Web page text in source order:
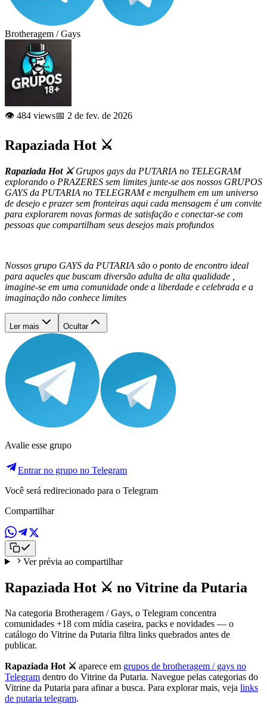
Brotheragem / Gays
👁️ 484 views📅 2 de fev. de 2026
Rapaziada Hot ⚔️
Rapaziada Hot ⚔️Grupos gays da PUTARIA no TELEGRAM
explorando o PRAZERES sem limites junte-se aos nossos GRUPOS
GAYS da PUTARIA no TELEGRAM e mergulhem em um universo
de desejo e prazer sem fronteiras aqui cada mensagem é um convite
para explorarem novas formas de satisfação e conectar-se com
pessoas que compartilham seus desejos mais profundos
Nossos grupo GAYS da PUTARIA são o ponto de encontro ideal
para aqueles que buscam diversão adulta de alta qualidade ,
imagine-se em uma comunidade onde a liberdade e celebrada e a
imaginação não conhece limites
Ler mais Ocultar
Avalie esse grupo
Entrar no grupo no Telegram
Você será redirecionado para o Telegram
Compartilhar
Ver prévia ao compartilhar
Rapaziada Hot ⚔️ no Vitrine da Putaria
Na categoria Brotheragem / Gays, o Telegram concentra
comunidades +18 com mídia caseira, packs e novidades — o
catálogo do Vitrine da Putaria filtra links quebrados antes de
publicar.
Rapaziada Hot ⚔️ aparece em grupos de brotheragem / gays no
Telegram dentro do Vitrine da Putaria. Navegue pelas categorias do
Vitrine da Putaria para afinar a busca. Para explorar mais, veja links
de putaria telegram.